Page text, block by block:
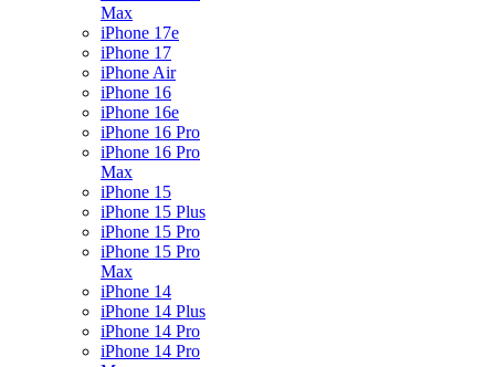
Max
iPhone 17e
iPhone 17
iPhone Air
iPhone 16
iPhone 16e
iPhone 16 Pro
iPhone 16 Pro
Max
iPhone 15
iPhone 15 Plus
iPhone 15 Pro
iPhone 15 Pro
Max
iPhone 14
iPhone 14 Plus
iPhone 14 Pro
iPhone 14 Pro